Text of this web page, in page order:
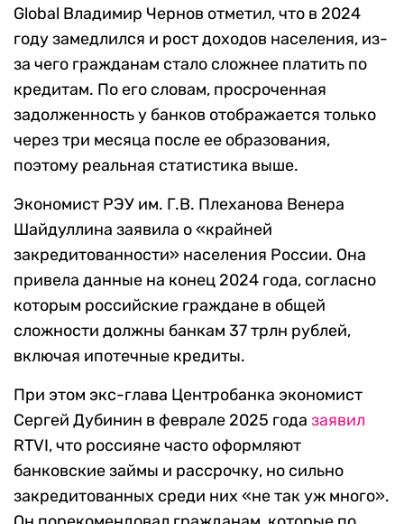
Global Владимир Чернов отметил, что в 2024
году замедлился и рост доходов населения, из-
за чего гражданам стало сложнее платить по
кредитам. По его словам, просроченная
задолженность у банков отображается только
через три месяца после ее образования,
поэтому реальная статистика выше.
Экономист РЭУ им. Г.В. Плеханова Венера
Шайдуллина заявила о «крайней
закредитованности» населения России. Она
привела данные на конец 2024 года, согласно
которым российские граждане в общей
сложности должны банкам 37 трлн рублей,
включая ипотечные кредиты.
При этом экс-глава Центробанка экономист
Сергей Дубинин в феврале 2025 года заявил
RTVI, что россияне часто оформляют
банковские займы и рассрочку, но сильно
закредитованных среди них «не так уж много».